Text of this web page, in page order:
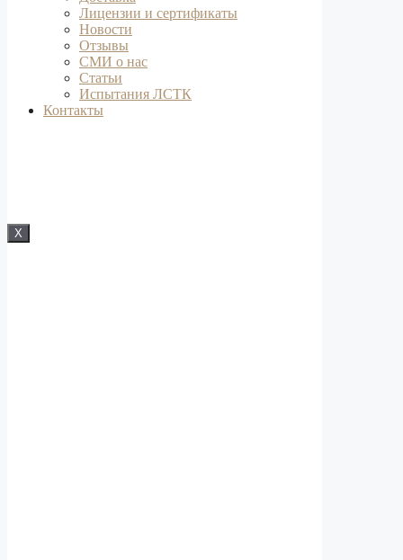
Лицензии и сертификаты
Новости
Отзывы
СМИ о нас
Статьи
Испытания ЛСТК
Контакты
X